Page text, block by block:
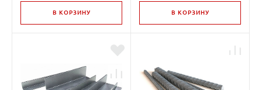
В КОРЗИНУ В КОРЗИНУ